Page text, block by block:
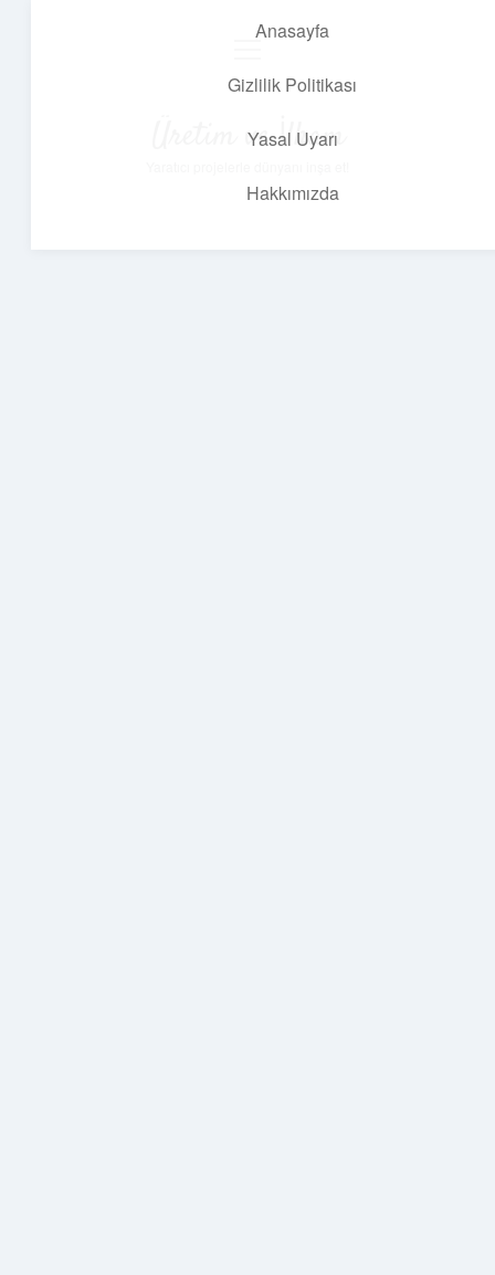
Anasayfa
Gizlilik Politikası
Yasal Uyarı
Hakkımızda
Üretim ve İlham